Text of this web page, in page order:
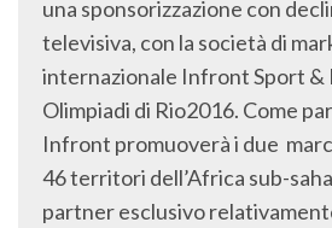
una sponsorizzazione con
televisiva, con la società di
internazionale Infront Sport &
Olimpiadi di Rio2016. Come
Infront promuoverà i due
46 territori dell’Africa sub-
partner esclusivo